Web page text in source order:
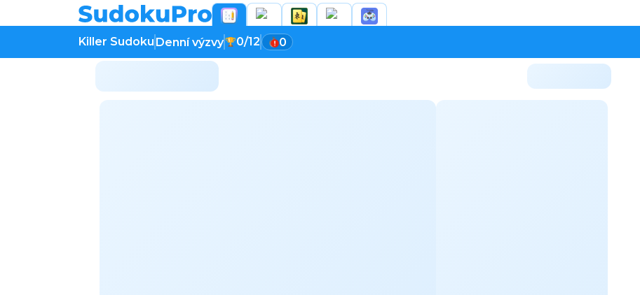
Killer Sudoku Denní výzvy 0/12 0